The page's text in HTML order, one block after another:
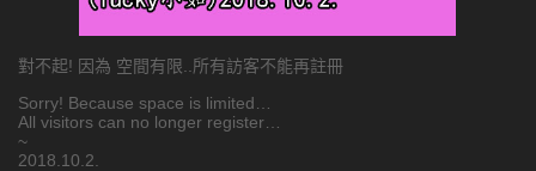
對不起! 因為 空間有限..所有訪客不能再註冊
Sorry! Because space is limited…
All visitors can no longer register…
~
2018.10.2.